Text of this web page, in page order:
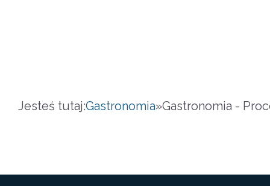
Jesteś tutaj:Gastronomia»Gastronomia -